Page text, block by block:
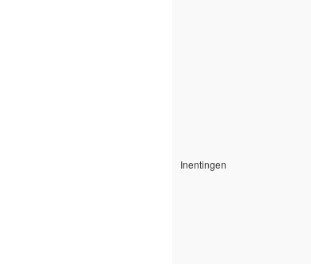
Inentingen